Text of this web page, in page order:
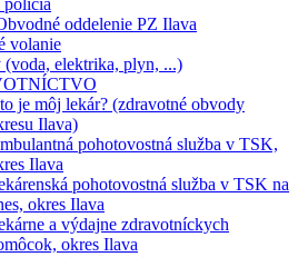
polícia
oddelenie PZ Ilava
volanie
(voda, elektrika, plyn, ...)
je môj lekár? (zdravotné obvody
Ilava)
pohotovostná služba v TSK,
Ilava
pohotovostná služba v TSK na
okres Ilava
a výdajne zdravotníckych
okres Ilava